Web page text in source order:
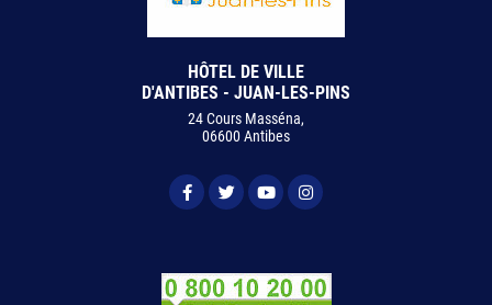
HÔTEL DE VILLE
D'ANTIBES - JUAN-LES-PINS
24 Cours Masséna,
06600 Antibes